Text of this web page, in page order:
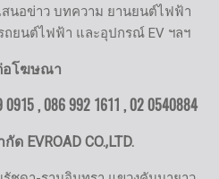
เสนอข่าว บทความ ยานยนต์ไฟฟ้า
ถยนต์ไฟฟ้า และอุปกรณ์ EV ฯลฯ
อโฆษณา
, 086 992 1611 ,02 0540884
EVROAD CO.,LTD.